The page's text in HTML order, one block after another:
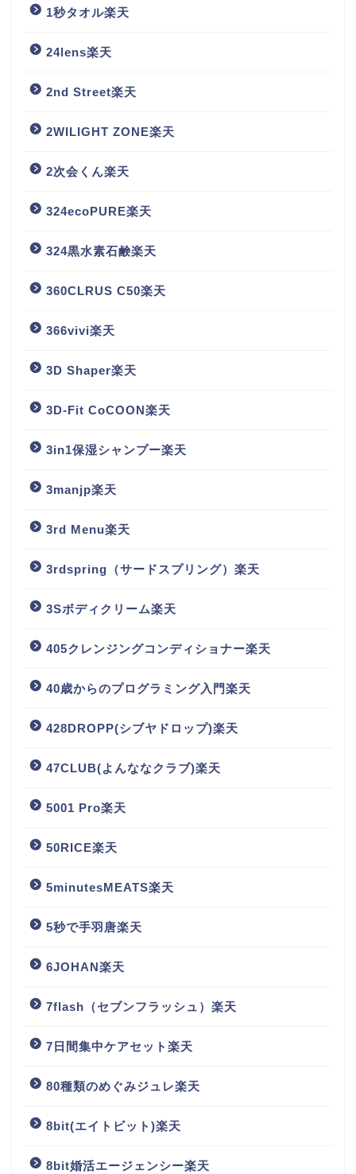
1秒タオル楽天
24lens楽天
2nd Street楽天
2WILIGHT ZONE楽天
2次会くん楽天
324ecoPURE楽天
324黒水素石鹸楽天
360CLRUS C50楽天
366vivi楽天
3D Shaper楽天
3D-Fit CoCOON楽天
3in1保湿シャンプー楽天
3manjp楽天
3rd Menu楽天
3rdspring（サードスプリング）楽天
3Sボディクリーム楽天
405クレンジングコンディショナー楽天
40歳からのプログラミング入門楽天
428DROPP(シブヤドロップ)楽天
47CLUB(よんななクラブ)楽天
5001 Pro楽天
50RICE楽天
5minutesMEATS楽天
5秒で手羽唐楽天
6JOHAN楽天
7flash（セブンフラッシュ）楽天
7日間集中ケアセット楽天
80種類のめぐみジュレ楽天
8bit(エイトビット)楽天
8bit婚活エージェンシー楽天